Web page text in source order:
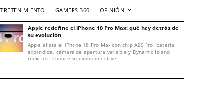
GAMERS 360 OPINIÓN
Apple redefine el iPhone 18 Pro Max: qué hay detrás de
su evolución
Apple alista el iPhone 18 Pro Max con chip A20 Pro, batería
expandida, cámara de apertura variable y Dynamic Island
reducida. Conoce su evolución clave.